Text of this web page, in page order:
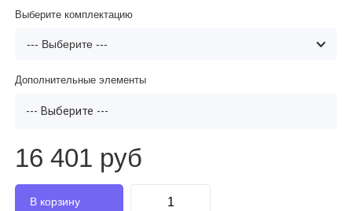
Выберите комплектацию
Дополнительные элементы
--- Выберите ---
16 401 руб